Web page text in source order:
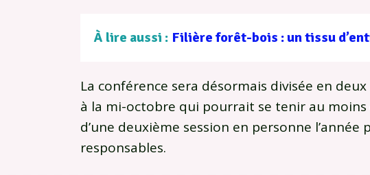
À lire aussi :
La conférence sera désormais divisée en
à la mi-octobre qui pourrait se tenir au
d’une deuxième session en personne
responsables.